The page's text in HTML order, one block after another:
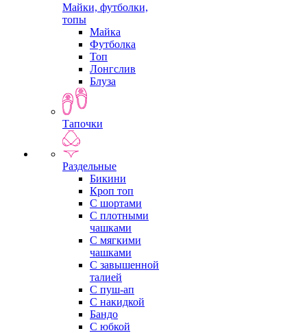
Майки, футболки,
топы
Майка
Футболка
Топ
Лонгслив
Блуза
Тапочки
Раздельные
Бикини
Кроп топ
С шортами
С плотными
чашками
С мягкими
чашками
С завышенной
талией
С пуш-ап
С накидкой
Бандо
С юбкой